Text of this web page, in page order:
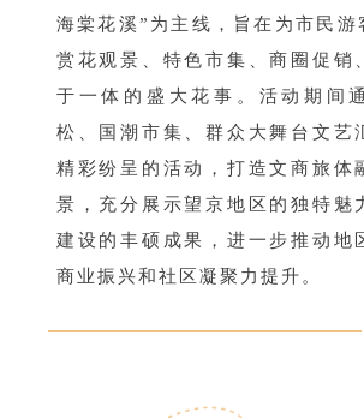
海棠花溪”为主线，旨在为市民游
赏花观景、特色市集、商圈促销
于一体的盛大花事。 活动期间
松、国潮市集、群众大舞台文艺
精彩纷呈的活动，打造文商旅体
景，充分展示望京地区的独特魅
建设的丰硕成果，进一步推动地
商业振兴和社区凝聚力提升。